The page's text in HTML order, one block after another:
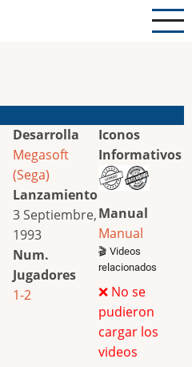
Desarrolla
Megasoft
(Sega)
Lanzamiento
3 Septiembre,
1993
Num.
Jugadores
1-2
Iconos
Informativos
Manual
Manual
🎬 Videos
relacionados
❌ No se
pudieron
cargar los
videos